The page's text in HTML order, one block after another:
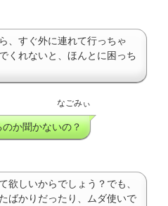
、すぐ外に連れて行っちゃ
くれないと、ほんとに困っち
なごみぃ
か聞かないの？
欲しいからでしょう？でも、
ばかりだったり、ムダ使いで